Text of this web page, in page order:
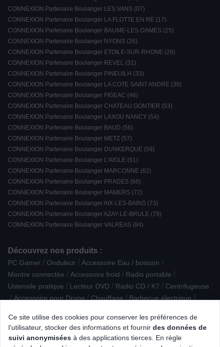
Ce site utilise des cookies pour conserver les préférences de
l’utilisateur, stocker des informations et fournir des données de
suivi anonymisées à des applications tierces. En règle
CONNEXION Partenaire Boulanger LES VANS (07)
CONNEXION Partenaire Boulanger LA FLOTTE EN RE (17)
CONNEXION Partenaire Boulanger BAUME-LES-DAMES (25)
CONNEXION Partenaire Boulanger NYONS (26)
CONNEXION Partenaire Boulanger ETOILE-SUR-RHONE (26)
CONNEXION Partenaire Boulanger REVEL (31)
CONNEXION Partenaire Boulanger PINEUILH (33)
CONNEXION Partenaire Boulanger LA COTE SAINT ANDRE (38)
CONNEXION Partenaire Boulanger FIGEAC (46)
CONNEXION Partenaire Boulanger CHATEAU GONTIER (53)
CONNEXION Partenaire Boulanger LAXOU NANCY (54)
CONNEXION Partenaire Boulanger BAUD (56)
CONNEXION Partenaire Boulanger METZ (57)
CONNEXION Partenaire Boulanger DUNKERQUE (59)
CONNEXION Partenaire Boulanger L'AIGLE (61)
CONNEXION Partenaire Boulanger MARCONNE (62)
CONNEXION Partenaire Boulanger PRADES (66)
CONNEXION Partenaire Boulanger MAMERS (72)
CONNEXION Partenaire Boulanger AIX-LES-BAINS (73)
CONNEXION Partenaire Boulanger AZAY-LE-BRULE (79)
CONNEXION Partenaire Boulanger VALREAS (84)
Découvrez nos produits :
PC Gamer / Onduleur / Accessoire Eau / boisson /
Montre connectée / Accessoire froid / Radio portable /
Ustensile pratique / Lecteur DVD / Radio CD / K7 / Centrifugeuse
/ Accessoire pour Drone / Chauffage / Barbecue électrique /
Connectique multimedia / Enceinte Bibliothèque /
Alimentation & connectique
Bague connectée / Tondeuse à cheveux / Cafetière